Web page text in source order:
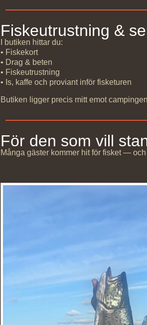
Fiskeutrustning &
I butiken hittar du:
• Fiskekort
• Drag & beten
• Fiskeutrustning
• Is, kaffe och proviant inför fisketuren
Butiken ligger precis mitt emot
För den som vill
Många gäster kommer hit för fisket —